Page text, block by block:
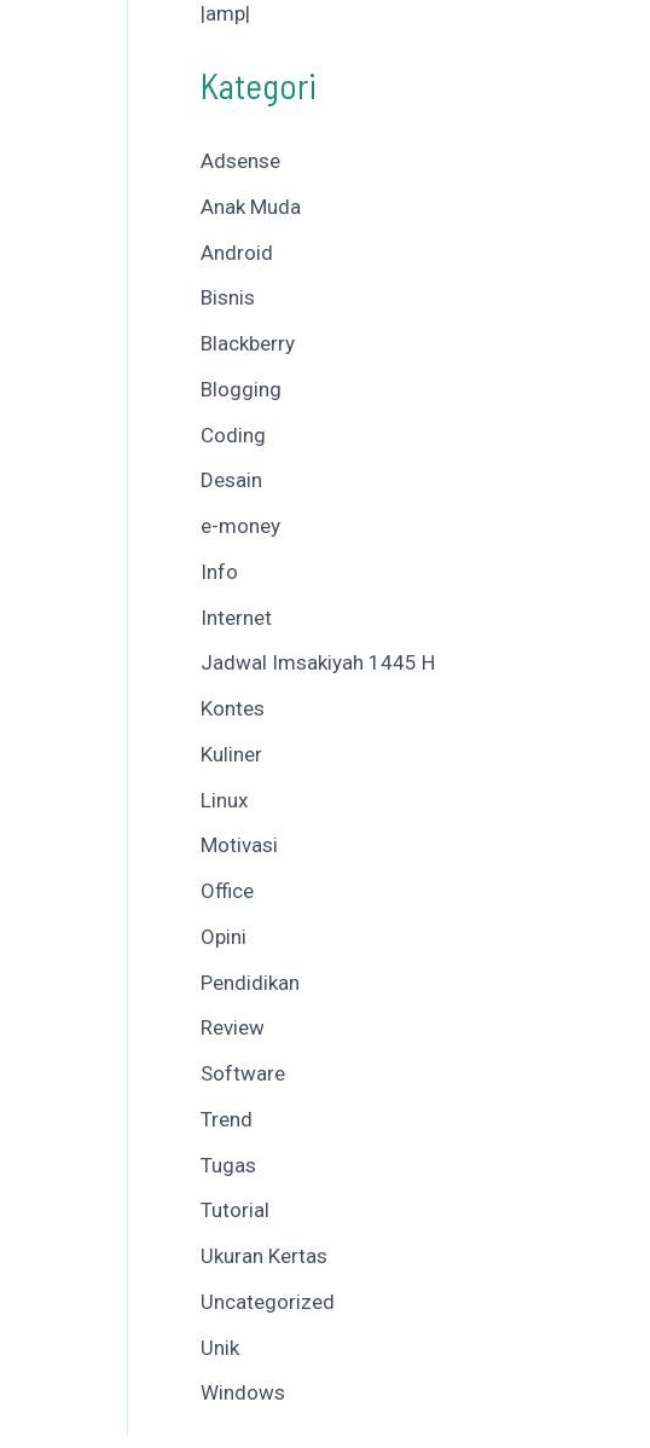
|amp|
Kategori
Adsense
Anak Muda
Android
Bisnis
Blackberry
Blogging
Coding
Desain
e-money
Info
Internet
Jadwal Imsakiyah 1445 H
Kontes
Kuliner
Linux
Motivasi
Office
Opini
Pendidikan
Review
Software
Trend
Tugas
Tutorial
Ukuran Kertas
Uncategorized
Unik
Windows